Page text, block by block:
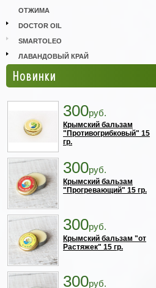
ОТЖИМА
DOCTOR OIL
SMARTOLEO
ЛАВАНДОВЫЙ КРАЙ
Новинки
300руб.
Крымский бальзам
"Противогрибковый" 15
гр.
300руб.
Крымский бальзам
"Прогревающий" 15 гр.
300руб.
Крымский бальзам "от
Растяжек" 15 гр.
300руб.